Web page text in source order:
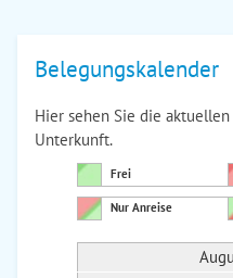
Belegungskalender
Hier sehen Sie die
Unterkunft.
Frei
Nur Anreise